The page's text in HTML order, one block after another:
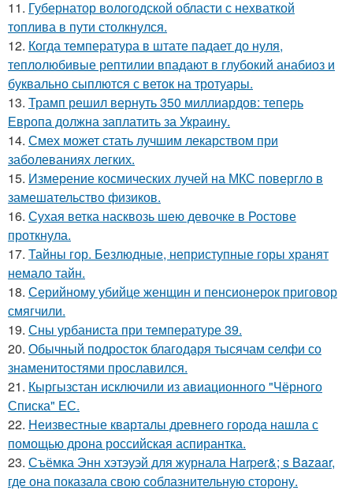
11. Губернатор вологодской области с нехваткой
топлива в пути столкнулся.
12. Когда температура в штате падает до нуля,
теплолюбивые рептилии впадают в глубокий анабиоз и
буквально сыплются с веток на тротуары.
13. Трамп решил вернуть 350 миллиардов: теперь
Европа должна заплатить за Украину.
14. Смех может стать лучшим лекарством при
заболеваниях легких.
15. Измерение космических лучей на МКС повергло в
замешательство физиков.
16. Сухая ветка насквозь шею девочке в Ростове
проткнула.
17. Тайны гор. Безлюдные, неприступные горы хранят
немало тайн.
18. Серийному убийце женщин и пенсионерок приговор
смягчили.
19. Сны урбаниста при температуре 39.
20. Обычный подросток благодаря тысячам селфи со
знаменитостями прославился.
21. Кыргызстан исключили из авиационного "Чёрного
Списка" ЕС.
22. Неизвестные кварталы древнего города нашла с
помощью дрона российская аспирантка.
23. Съёмка Энн хэтэуэй для журнала Harper&; s Bazaar,
где она показала свою соблазнительную сторону.